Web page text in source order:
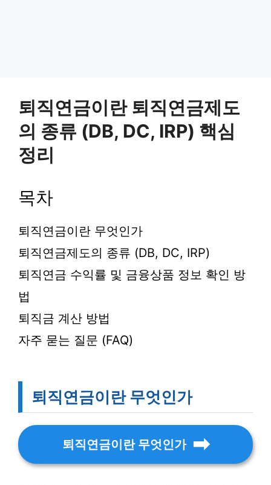
퇴직연금이란 퇴직연금제도
의 종류 (DB, DC, IRP) 핵심
정리
목차
퇴직연금이란 무엇인가
퇴직연금제도의 종류 (DB, DC, IRP)
퇴직연금 수익률 및 금융상품 정보 확인 방
법
퇴직금 계산 방법
자주 묻는 질문 (FAQ)
퇴직연금이란 무엇인가
퇴직연금이란 무엇인가